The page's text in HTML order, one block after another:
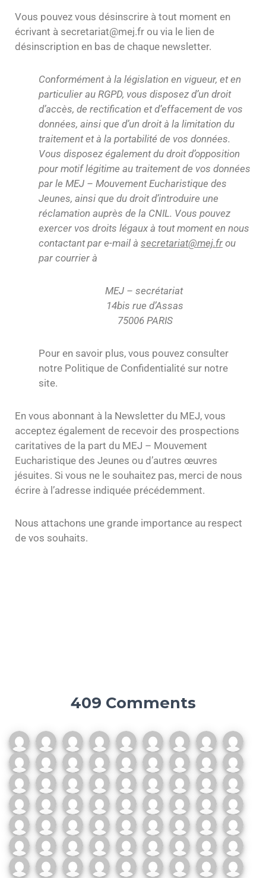
Vous pouvez vous désinscrire à tout moment en
écrivant à secretariat@mej.fr ou via le lien de
désinscription en bas de chaque newsletter.
Conformément à la législation en vigueur, et en
particulier au RGPD, vous disposez d’un droit
d’accès, de rectification et d’effacement de vos
données, ainsi que d’un droit à la limitation du
traitement et à la portabilité de vos données.
Vous disposez également du droit d’opposition
pour motif légitime au traitement de vos données
par le MEJ – Mouvement Eucharistique des
Jeunes, ainsi que du droit d’introduire une
réclamation auprès de la CNIL. Vous pouvez
exercer vos droits légaux à tout moment en nous
contactant par e-mail à secretariat@mej.fr ou
par courrier à
MEJ – secrétariat
14bis rue d’Assas
75006 PARIS
Pour en savoir plus, vous pouvez consulter
notre Politique de Confidentialité sur notre
site.
En vous abonnant à la Newsletter du MEJ, vous
acceptez également de recevoir des prospections
caritatives de la part du MEJ – Mouvement
Eucharistique des Jeunes ou d’autres œuvres
jésuites. Si vous ne le souhaitez pas, merci de nous
écrire à l’adresse indiquée précédemment.
Nous attachons une grande importance au respect
de vos souhaits.
409 Comments